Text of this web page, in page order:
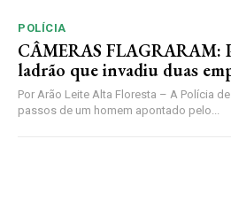
POLÍCIA
CÂMERAS FLAGRARAM:
ladrão que invadiu duas
Por Arão Leite Alta Floresta – A Polícia
passos de um homem apontado pelo...